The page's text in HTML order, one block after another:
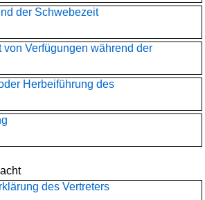
der Schwebezeit
Verfügungen während der
Herbeiführung des
des Vertreters